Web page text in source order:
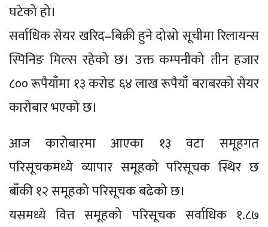
घटेको हो।
सर्वाधिक सेयर खरिद–बिक्री हुने दोस्रो सूचीमा रिलायन्स
स्पिनिङ मिल्स रहेको छ। उक्त कम्पनीको तीन हजार
८०० रूपैयाँमा १३ करोड ६४ लाख रूपैयाँ बराबरको सेयर
कारोबार भएको छ।
आज कारोबारमा आएका १३ वटा समूहगत
परिसूचकमध्ये व्यापार समूहको परिसूचक स्थिर छ
बाँकी १२ समूहको परिसूचक बढेको छ।
यसमध्ये वित्त समूहको परिसूचक सर्वाधिक १.८७